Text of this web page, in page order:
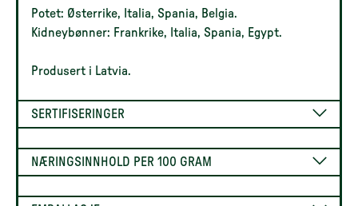
Potet: Østerrike, Italia, Spania, Belgia.
Kidneybønner: Frankrike, Italia, Spania, Egypt.
Produsert i Latvia.
SERTIFISERINGER
NÆRINGSINNHOLD PER 100 GRAM